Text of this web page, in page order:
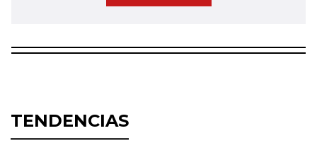
TENDENCIAS